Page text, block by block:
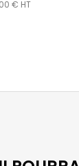
€ HT